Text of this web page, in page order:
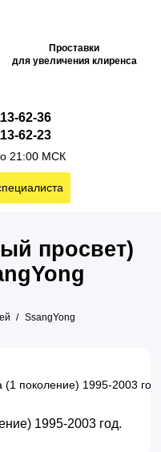
Проставки
для увеличения клиренса
62-36
62-23
21:00 МСК
просвет)
SsangYong
1995-2003 год.